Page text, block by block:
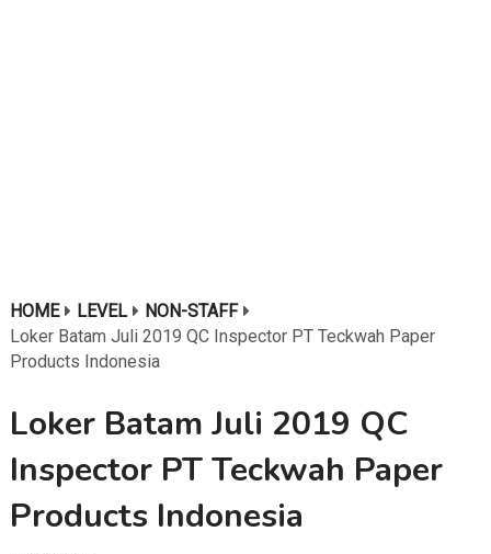
HOME LEVEL
NON-STAFF
Loker Batam Juli 2019 QC Inspector PT Teckwah Paper
Products Indonesia
Loker Batam Juli 2019 QC
Inspector PT Teckwah Paper
Products Indonesia